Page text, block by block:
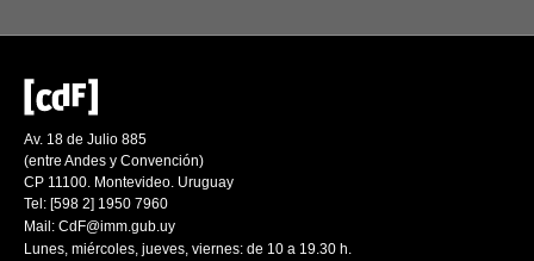
Av. 18 de Julio 885
(entre Andes y Convención)
CP 11100. Montevideo. Uruguay
Tel: [598 2] 1950 7960
Mail: CdF@imm.gub.uy
Lunes, miércoles, jueves, viernes: de 10 a 19.30 h.